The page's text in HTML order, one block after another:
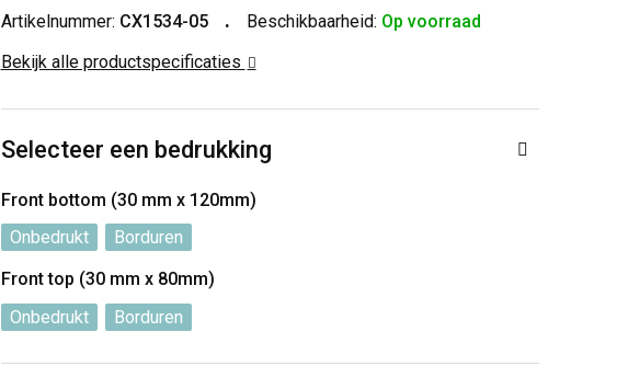
Artikelnummer: CX1534-05 Beschikbaarheid: Op voorraad
Bekijk alle productspecificaties
Selecteer een bedrukking
Front bottom (30 mm x 120mm)
Onbedrukt
Borduren
Front top (30 mm x 80mm)
Onbedrukt
Borduren